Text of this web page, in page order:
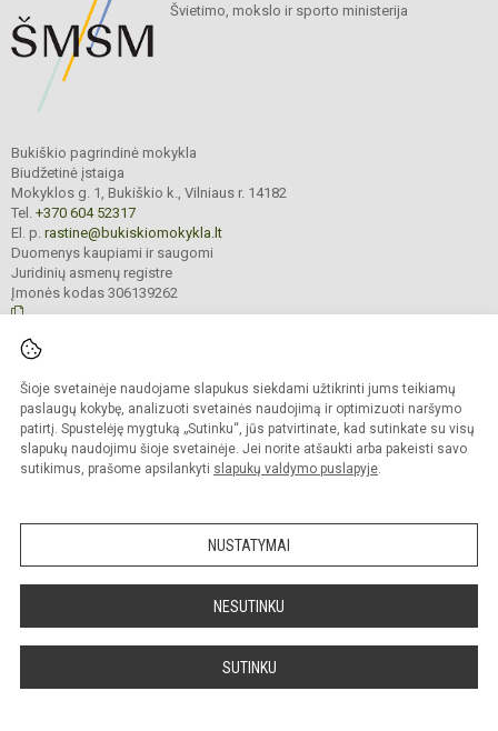
Šioje svetainėje naudojame slapukus siekdami užtikrinti jums teikiamų
paslaugų kokybę, analizuoti svetainės naudojimą ir optimizuoti naršymo
patirtį. Spustelėję mygtuką „Sutinku“, jūs patvirtinate, kad sutinkate su visų
slapukų naudojimu šioje svetainėje. Jei norite atšaukti arba pakeisti savo
sutikimus, prašome apsilankyti slapukų valdymo puslapyje.
NUSTATYMAI
NESUTINKU
SUTINKU
Švietimo, mokslo ir sporto ministerija
Bukiškio pagrindinė mokykla
Biudžetinė įstaiga
Mokyklos g. 1, Bukiškio k., Vilniaus r. 14182
Tel. +370 604 52317
El. p. rastine@bukiskiomokykla.lt
Duomenys kaupiami ir saugomi
Juridinių asmenų registre
Įmonės kodas 306139262
Kopijuoti turinį be raštiško Bukiškio pagrindinės mokyklos administracijos
sutikimo griežtai draudžiama.
Prieinamumo paraiška Slapukų valdymas
Sumanus būdas atnaujinti